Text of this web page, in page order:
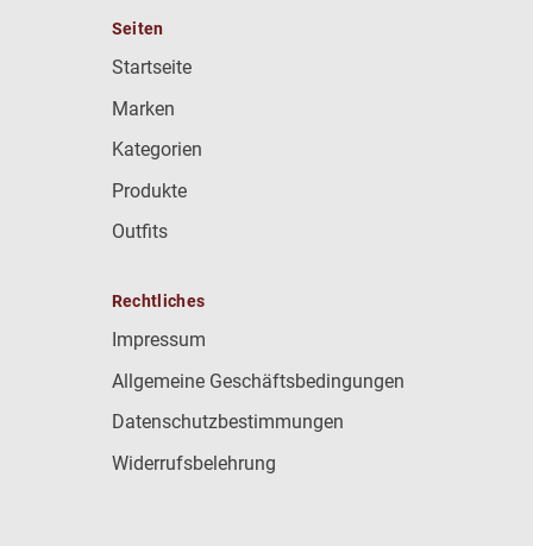
Seiten
Startseite
Marken
Kategorien
Produkte
Outfits
Rechtliches
Impressum
Allgemeine Geschäftsbedingungen
Datenschutzbestimmungen
Widerrufsbelehrung